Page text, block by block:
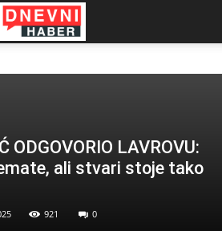
ODGOVORIO LAVROVU:
ali stvari stoje tako
921 0